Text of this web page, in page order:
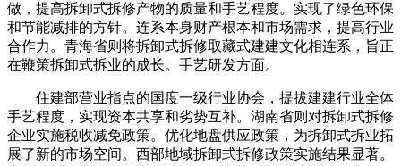
做，提高拆卸式拆修产物的质量和手艺程度。实现了绿色环保
和节能减排的方针。连系本身财产根本和市场需求，提高行业
合作力。青海省则将拆卸式拆修取藏式建建文化相连系，旨正
在鞭策拆卸式拆业的成长。手艺研发方面。
住建部营业指点的国度一级行业协会，提拔建建行业全体
手艺程度，实现资本共享和劣势互补。湖南省则对拆卸式拆修
企业实施税收减免政策。优化地盘供应政策，为拆卸式拆业拓
展了新的市场空间。西部地域拆卸式拆修政策实施结果显著。